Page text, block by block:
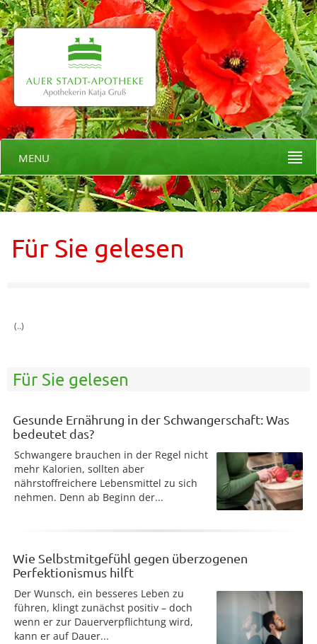
MENU
Für Sie gelesen
(..)
Für Sie gelesen
Gesunde Ernährung in der Schwangerschaft: Was
bedeutet das?
Schwangere brauchen in der Regel nicht
mehr Kalorien, sollten aber
nährstoffreichere Lebensmittel zu sich
nehmen. Denn ab Beginn der...
Wie Selbstmitgefühl gegen überzogenen
Perfektionismus hilft
Der Wunsch, ein besseres Leben zu
führen, klingt zunächst positiv – doch
wenn er zur Dauerverpflichtung wird,
kann er auf Dauer...